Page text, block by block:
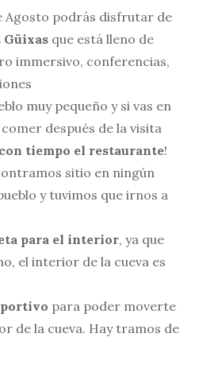
Agosto podrás disfrutar de
Güixas que está lleno de
immersivo, conferencias,
muy pequeño y si vas en
después de la visita
tiempo el restaurante!
sitio en ningún
y tuvimos que irnos a
para el interior, ya que
el interior de la cueva es
para poder moverte
de la cueva. Hay tramos de